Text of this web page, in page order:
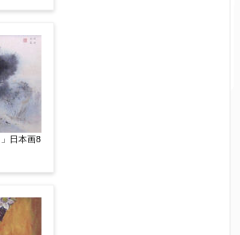
いについて、同意の上送信しま
は表示されません）
日本画8